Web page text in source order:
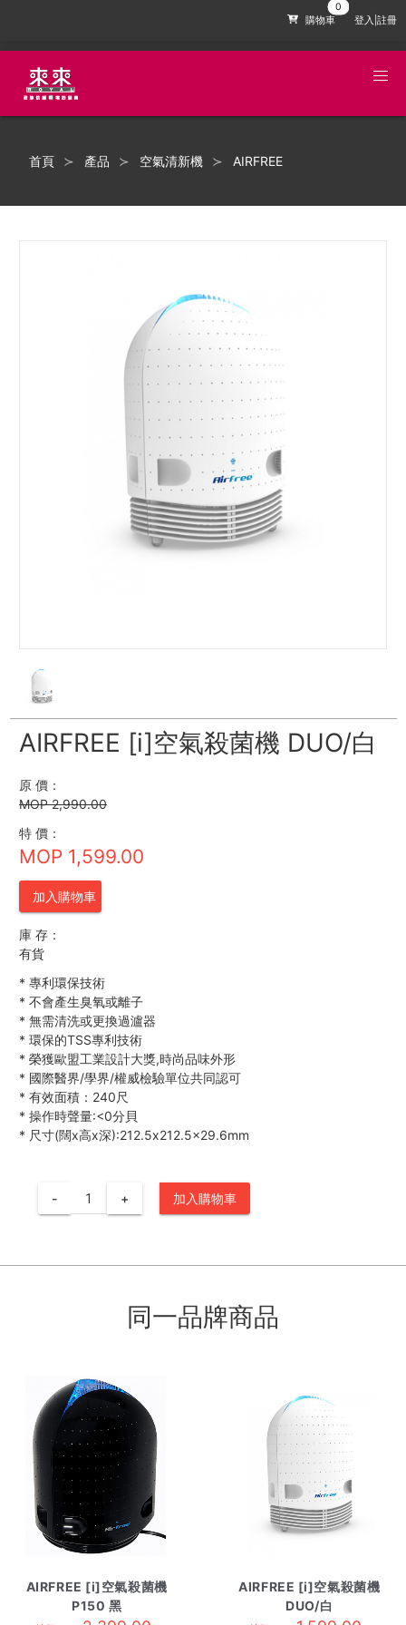
購物車 登入|註冊
首頁 產品 空氣清新機 AIRFREE
AIRFREE [i]空氣殺菌機 DUO/白
原 價：
MOP 2,990.00
特 價：
MOP 1,599.00
加入購物車
庫 存：
有貨
* 專利環保技術
* 不會產生臭氧或離子
* 無需清洗或更換過瀘器
* 環保的TSS專利技術
* 榮獲歐盟工業設計大獎,時尚品味外形
* 國際醫界/學界/權威檢驗單位共同認可
* 有效面積：240尺
* 操作時聲量:<0分貝
* 尺寸(闊x高x深):212.5x212.5x29.6mm
- + 加入購物車
同一品牌商品
AIRFREE [i]空氣殺菌機
P150 黑
AIRFREE [i]空氣殺菌機
DUO/白